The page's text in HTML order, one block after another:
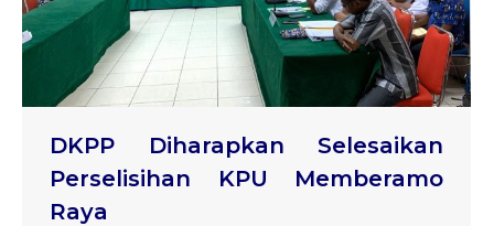
DKPP Diharapkan Selesaikan
Perselisihan KPU Memberamo
Raya